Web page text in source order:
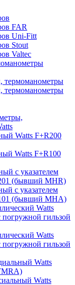
FAR
Uni-Fitt
Stout
Valtec
термоманометры
термоманометры
Watts F+R200
Watts F+R100
с указателем
(бывший MHR)
с указателем
(бывший MHA)
Watts
гильзой
Watts
гильзой
Watts
Watts